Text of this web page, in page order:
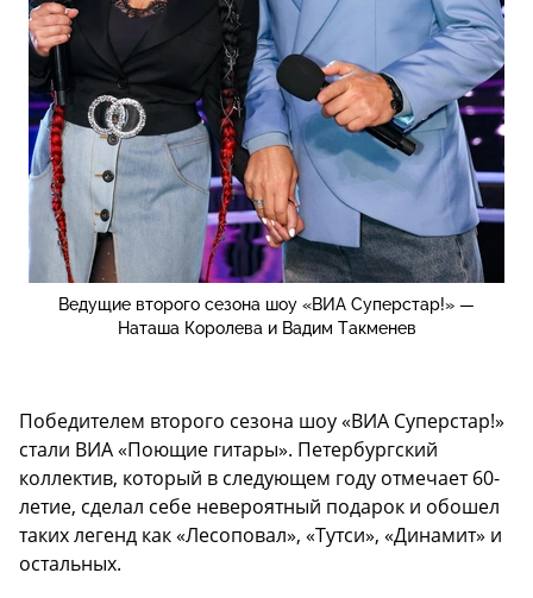
Ведущие второго сезона шоу «ВИА Суперстар!» —
Наташа Королева и Вадим Такменев
Победителем второго сезона шоу «ВИА Суперстар!»
стали ВИА «Поющие гитары». Петербургский
коллектив, который в следующем году отмечает 60-
летие, сделал себе невероятный подарок и обошел
таких легенд как «Лесоповал», «Тутси», «Динамит» и
остальных.